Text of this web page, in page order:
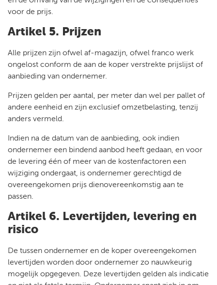
voor de prijs.
Artikel 5. Prijzen
Alle prijzen zijn ofwel af-magazijn, ofwel franco werk
ongelost conform de aan de koper verstrekte prijslijst of
aanbieding van ondernemer.
Prijzen gelden per aantal, per meter dan wel per pallet of
andere eenheid en zijn exclusief omzetbelasting, tenzij
anders vermeld.
Indien na de datum van de aanbieding, ook indien
ondernemer een bindend aanbod heeft gedaan, en voor
de levering één of meer van de kostenfactoren een
wijziging ondergaat, is ondernemer gerechtigd de
overeengekomen prijs dienovereenkomstig aan te
passen.
Artikel 6. Levertijden, levering en
risico
De tussen ondernemer en de koper overeengekomen
levertijden worden door ondernemer zo nauwkeurig
mogelijk opgegeven. Deze levertijden gelden als indicatie